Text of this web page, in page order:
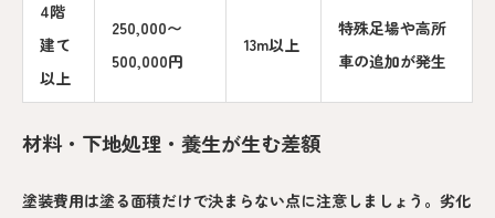
4階
建て
以上
250,000〜
500,000円
13m以上
特殊足場や高所
車の追加が発生
材料・下地処理・養生が生む差額
塗装費用は塗る面積だけで決まらない点に注意しましょう。劣化